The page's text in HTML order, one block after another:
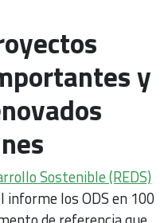
y
Sostenible (REDS)
informe los ODS en 100